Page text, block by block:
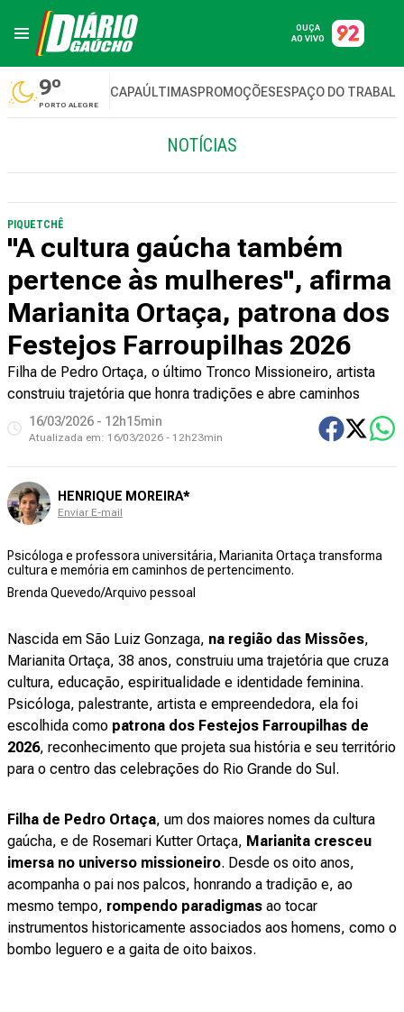
OUÇA
AO VIVO
9º
PORTO ALEGRE
CAPAÚLTIMASPROMOÇÕESESPAÇO DO
NOTÍCIAS
PIQUETCHÊ
"A cultura gaúcha também
pertence às mulheres", afirma
Marianita Ortaça, patrona dos
Festejos Farroupilhas 2026
Filha de Pedro Ortaça, o último Tronco Missioneiro, artista
construiu trajetória que honra tradições e abre caminhos
16/03/2026 - 12h15min
Atualizada em: 16/03/2026 - 12h23min
HENRIQUE MOREIRA*
Enviar E-mail
Psicóloga e professora universitária, Marianita Ortaça transforma
cultura e memória em caminhos de pertencimento.
Brenda Quevedo/Arquivo pessoal
Nascida em São Luiz Gonzaga, na região das Missões,
Marianita Ortaça, 38 anos, construiu uma trajetória que cruza
cultura, educação, espiritualidade e identidade feminina.
Psicóloga, palestrante, artista e empreendedora, ela foi
escolhida como patrona dos Festejos Farroupilhas de
2026, reconhecimento que projeta sua história e seu território
para o centro das celebrações do Rio Grande do Sul.
Filha de Pedro Ortaça, um dos maiores nomes da cultura
gaúcha, e de Rosemari Kutter Ortaça, Marianita cresceu
imersa no universo missioneiro. Desde os oito anos,
acompanha o pai nos palcos, honrando a tradição e, ao
mesmo tempo, rompendo paradigmas ao tocar
instrumentos historicamente associados aos homens, como o
bombo leguero e a gaita de oito baixos.